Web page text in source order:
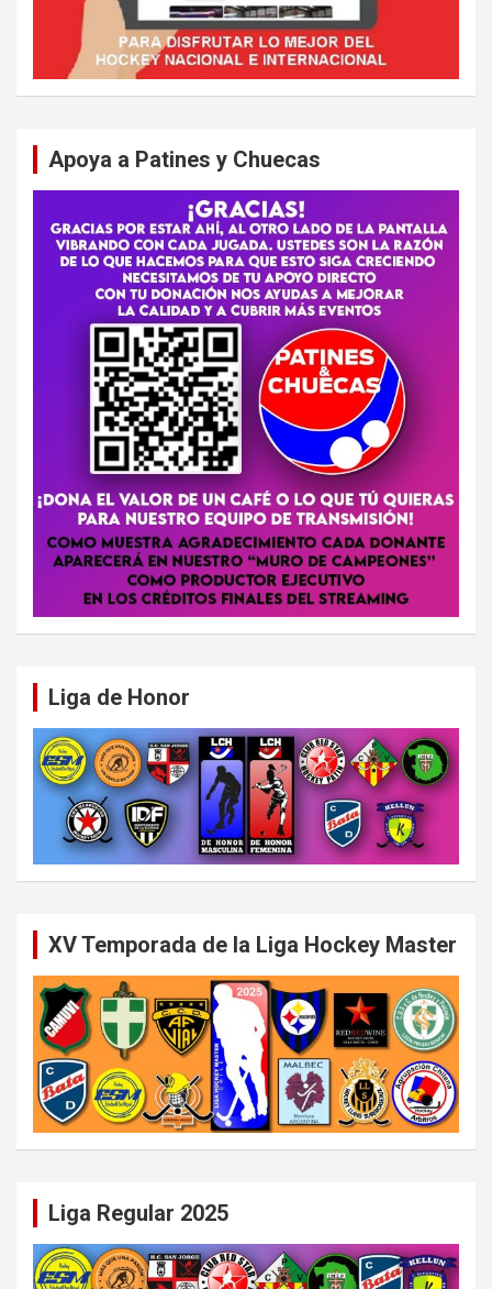
Apoya a Patines y Chuecas
Liga de Honor
XV Temporada de la Liga Hockey Master
Liga Regular 2025